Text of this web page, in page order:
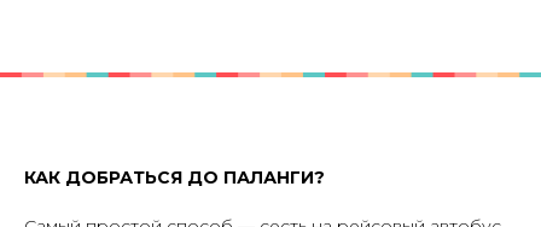
КАК ДОБРАТЬСЯ ДО ПАЛАНГИ?